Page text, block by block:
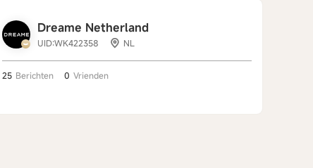
Dreame Netherland
UID:WK422358 NL
25 Berichten 0 Vrienden